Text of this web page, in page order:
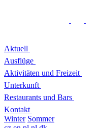
Aktuell
Ausflüge
Aktivitäten und Freizeit
Unterkunft
Restaurants und Bars
Kontakt
Winter Sommer